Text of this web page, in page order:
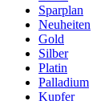
Sparplan
Neuheiten
Gold
Silber
Platin
Palladium
Kupfer